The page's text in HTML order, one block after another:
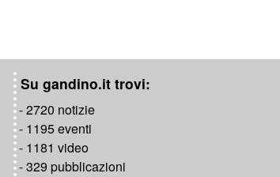
Su gandino.it trovi:
- 2720 notizie
- 1195 eventi
- 1181 video
- 329 pubblicazioni